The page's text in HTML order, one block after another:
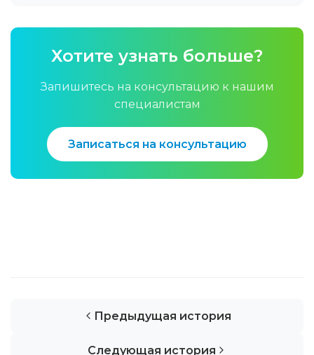
Хотите узнать больше?
Запишитесь на консультацию к нашим
специалистам
Записаться на консультацию
Предыдущая история
Следующая история